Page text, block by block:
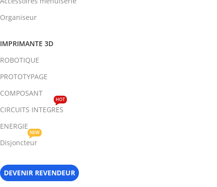
Organiseur
IMPRIMANTE 3D
ROBOTIQUE
PROTOTYPAGE
COMPOSANT
CIRCUITS INTEGRES
HOT
ENERGIE
Disjoncteur
NEW
DEVENIR REVENDEUR